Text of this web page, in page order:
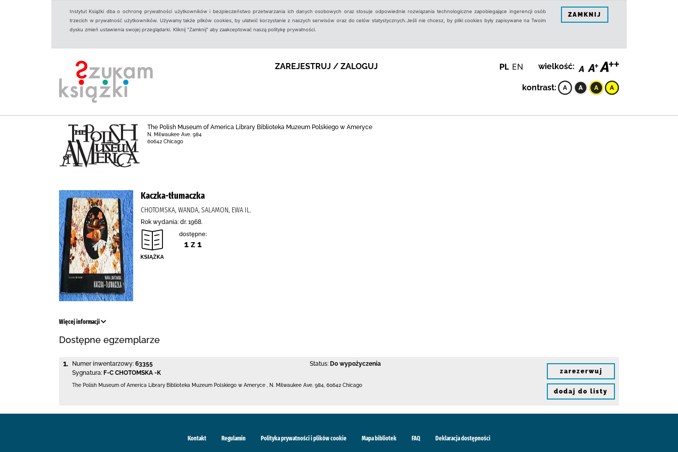
Instytut Książki dba o ochronę prywatności użytkowników i bezpieczeństwo przetwarzania ich danych osobowych oraz stosuje odpowiednie rozwiązania technologiczne zapobiegające ingerencji osób
trzecich w prywatność użytkowników. Używamy także plików cookies, by ułatwić korzystanie z naszych serwisów oraz do celów statystycznych.Jeśli nie chcesz, by pliki cookies były zapisywane na Twoim
dysku zmień ustawienia swojej przeglądarki. Kliknij "Zamknij" aby zaakceptować naszą politykę prywatności.
ZAMKNIJ
ZAREJESTRUJ / ZALOGUJ PL EN wielkość:
kontrast:
The Polish Museum of America Library Biblioteka Muzeum Polskiego w Ameryce
N. Milwaukee Ave. 984
60642 Chicago
Kaczka-tłumaczka
CHOTOMSKA, WANDA, SALAMON, EWA IL.
Rok wydania: dr. 1968.
dostępne:
1 z 1
Więcej informacji
Dostępne egzemplarze
1. Numer inwentarzowy: 63355
Sygnatura: F-C CHOTOMSKA -K
Status: Do wypożyczenia
The Polish Museum of America Library Biblioteka Muzeum Polskiego w Ameryce N. Milwaukee Ave. 984 60642 Chicago
zarezerwuj
dodaj do listy
Kontakt Regulamin Polityka prywatności i plików cookie Mapa bibliotek FAQ Deklaracja dostępności